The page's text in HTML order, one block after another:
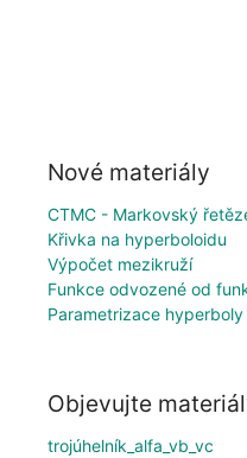
Nové materiály
CTMC - Markovský
Křivka na hyperboloidu
Výpočet mezikruží
Funkce odvozené od
Parametrizace hyperboly
Objevujte
trojúhelník_alfa_vb_vc